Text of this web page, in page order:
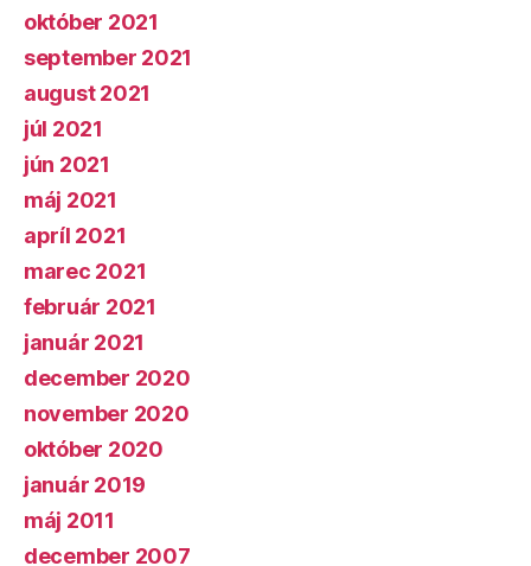
október 2021
september 2021
august 2021
júl 2021
jún 2021
máj 2021
apríl 2021
marec 2021
február 2021
január 2021
december 2020
november 2020
október 2020
január 2019
máj 2011
december 2007